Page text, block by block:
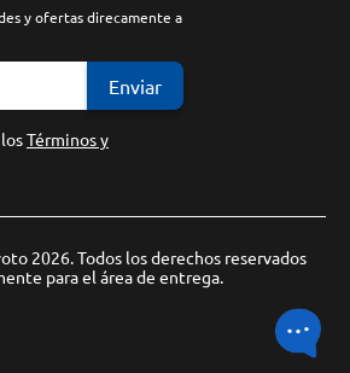
y ofertas direcamente a
Enviar
Términos y
2026. Todos los derechos reservados
para el área de entrega.